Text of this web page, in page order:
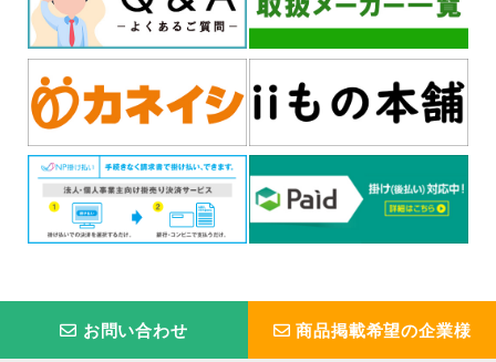
お問い合わせ 商品掲載希望の企業様